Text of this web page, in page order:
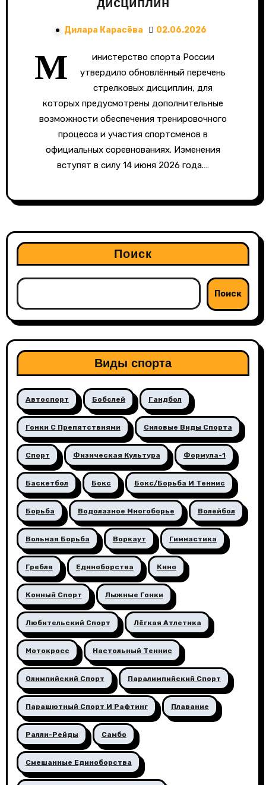
Дилара Карасёва 02.06.2026
М
инистерство спорта России
утвердило обновлённый перечень
стрелковых дисциплин, для
которых предусмотрены дополнительные
возможности обеспечения тренировочного
процесса и участия спортсменов в
официальных соревнованиях. Изменения
вступят в силу 14 июня 2026 года.…
Поиск
Поиск
Виды спорта
Автоспорт Бобслей Гандбол
Гонки С Препятствиями Силовые Виды Спорта
Спорт Физическая Культура Формула-1
Баскетбол Бокс Бокс/борьба И Теннис
Борьба Водолазное Многоборье Волейбол
Вольная Борьба Воркаут Гимнастика
Гребля Единоборства Кино
Конный Спорт Лыжные Гонки
Любительский Спорт Лёгкая Атлетика
Мотокросс Настольный Теннис
Олимпийский Спорт Паралимпийский Спорт
Парашютный Спорт И Рафтинг Плавание
Ралли-Рейды Самбо
Смешанные Единоборства